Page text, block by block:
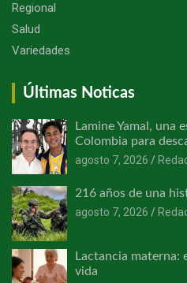
Regional
Salud
Variedades
Últimas Noticas
Lamine Yamal, una
Colombia para
agosto 7, 2026
216 años de una
agosto 7, 2026
Lactancia materna:
vida